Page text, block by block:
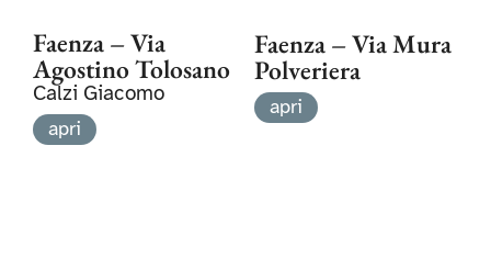
Faenza – Via
Agostino Tolosano
Calzi Giacomo
apri
Faenza – Via Mura
Polveriera
apri